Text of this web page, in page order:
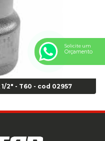
03749
03752
22,5 - Cod 00166
Aro 24,5 - Cod 02935
01768
2" - T60 - cod 02957
Solicite um
Orçamento